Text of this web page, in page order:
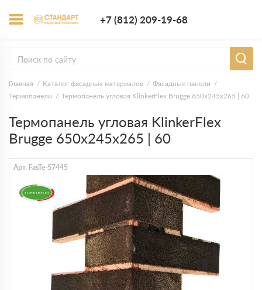
+7 (812) 209-19-68
Главная Каталог фасадных материалов
Фасадные панели
Термопанели
Термопанель угловая KlinkerFlex Brugge 650х245х265 | 60
Термопанель угловая KlinkerFlex
Brugge 650х245х265 | 60
Арт. FasTe-57445